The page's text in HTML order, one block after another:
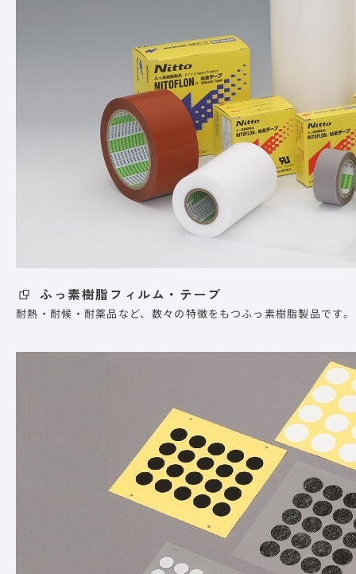
ふっ素樹脂フィルム・テープ
耐熱・耐候・耐薬品など、数々の特徴をもつふっ素樹脂製品です。